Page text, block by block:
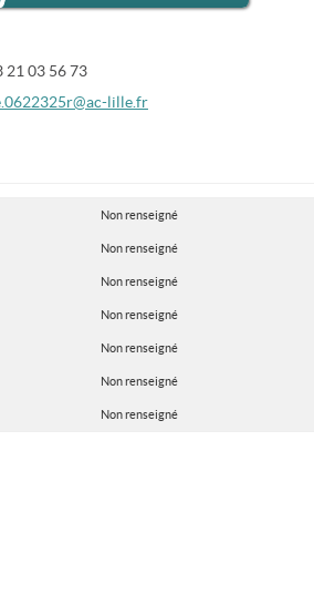
21 03 56 73
lille.fr
Non renseigné
Non renseigné
Non renseigné
Non renseigné
Non renseigné
Non renseigné
Non renseigné